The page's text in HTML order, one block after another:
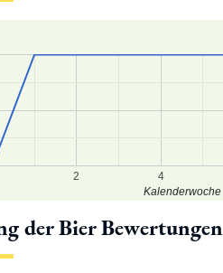
2 4
Kalenderwoche
der Bier Bewertungen